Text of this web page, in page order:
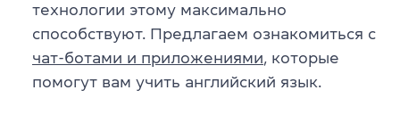
технологии этому максимально
способствуют. Предлагаем ознакомиться с
чат-ботами и приложениями, которые
помогут вам учить английский язык.